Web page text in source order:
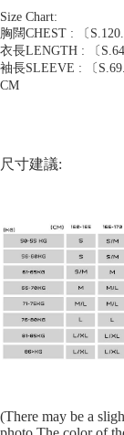
Size Chart:
胸闊CHEST : 〔
衣長LENGTH : 〔
袖長SLEEVE : 〔
CM
尺寸建議:
(There may be a